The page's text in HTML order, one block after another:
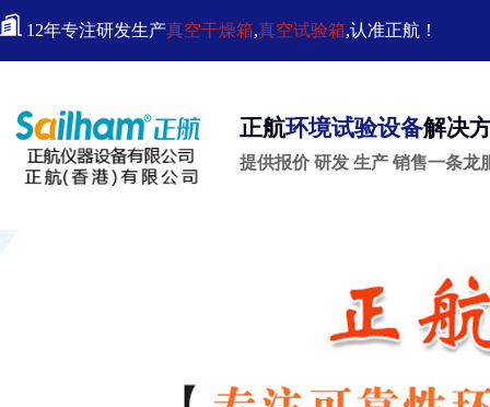
12年专注研发生产真空干燥箱,真空试验箱,认准正航！
正航环境试验设备解决
提供报价 研发 生产 销售一条龙